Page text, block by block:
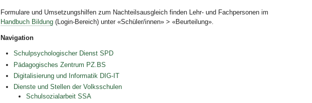
Formulare und Umsetzungshilfen zum Nachteilsausgleich finden Lehr- und Fachpersonen im
Handbuch Bildung (Login-Bereich) unter «Schüler/innen» > «Beurteilung».
Navigation
Schulpsychologischer Dienst SPD
Pädagogisches Zentrum PZ.BS
Digitalisierung und Informatik DIG-IT
Dienste und Stellen der Volksschulen
Schulsozialarbeit SSA